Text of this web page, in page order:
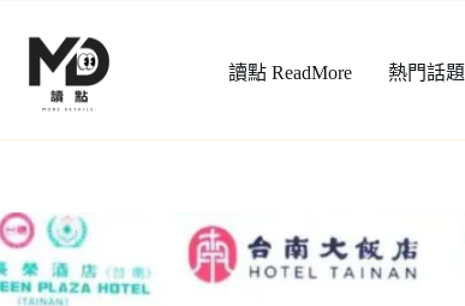
讀點 ReadMore 熱門話題